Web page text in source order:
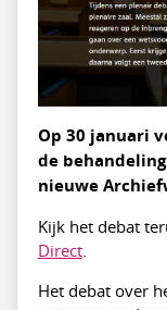
Op 30 januari
de
nieuwe
Kijk het debat
Direct.
Het debat over